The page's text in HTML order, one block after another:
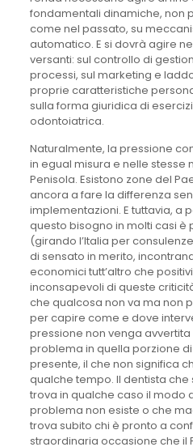
fondamentali dinamiche, non
come nel passato, su
automatico. E si dovrà agire
versanti: sul controllo di
processi, sul marketing e
proprie caratteristiche
sulla forma giuridica di
odontoiatrica.
Naturalmente, la pressione
in egual misura e nelle stesse
Penisola. Esistono zone del
ancora a fare la differenza
implementazioni. E tuttavia, a
questo bisogno in molti casi
(girando l’Italia per
di sensato in merito,
economici tutt’altro che
inconsapevoli di queste
che qualcosa non va ma non
per capire come e dove
pressione non venga
problema in quella porzione
presente, il che non significa
qualche tempo. Il dentista che
trova in qualche caso il modo
problema non esiste o che
trova subito chi è pronto a
straordinaria occasione che il